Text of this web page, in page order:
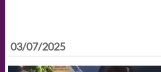
03/07/2025